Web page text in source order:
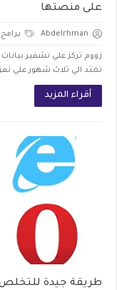
على منصتها
Abdelrhman برامج
زووم تركز علي تشفير
تمتد الي ثلاث شهور علي
أقراء المزيد
طريقة جيدة للتخلص